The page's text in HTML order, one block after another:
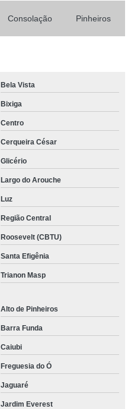
Consolação Pinheiros
Bela Vista
Bixiga
Centro
Cerqueira César
Glicério
Largo do Arouche
Luz
Região Central
Roosevelt (CBTU)
Santa Efigênia
Trianon Masp
Alto de Pinheiros
Barra Funda
Caiubi
Freguesia do Ó
Jaguaré
Jardim Everest